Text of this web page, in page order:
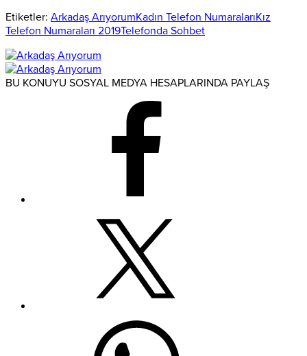
Etiketler: Arkadaş ArıyorumKadın Telefon NumaralarıKız
Telefon Numaraları 2019Telefonda Sohbet
BU KONUYU SOSYAL MEDYA HESAPLARINDA PAYLAŞ